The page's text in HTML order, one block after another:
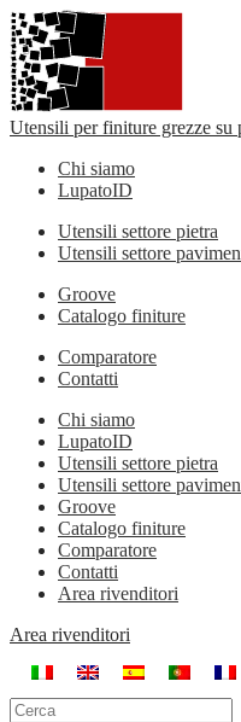
Utensili per finiture grezze su
Chi siamo
LupatoID
Utensili settore pietra
Utensili settore
Groove
Catalogo finiture
Comparatore
Contatti
Chi siamo
LupatoID
Utensili settore pietra
Utensili settore
Groove
Catalogo finiture
Comparatore
Contatti
Area rivenditori
Area rivenditori